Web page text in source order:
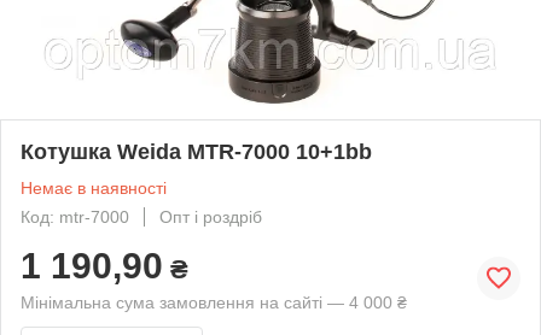
Котушка Weida MTR-7000 10+1bb
Немає в наявності
Код: mtr-7000
Опт і роздріб
1 190,90 ₴
Мінімальна сума замовлення на сайті — 4 000 ₴